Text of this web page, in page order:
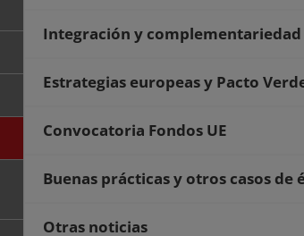
Integración y complementariedad
Estrategias europeas y Pacto
Convocatoria Fondos UE
Buenas prácticas y otros casos de
Otras noticias